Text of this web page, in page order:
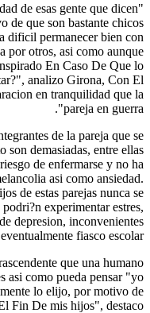
de esas gente que dicen
de que son bastante chicos
dificil permanecer bien con
por otros, asi­ como aunque
En Caso De Que lo
analizo Girona, Con El
en tranquilidad que la
pareja en guerra".
de la pareja que se
son demasiadas, entre ellas
de enfermarse y no ha
asi­ como ansiedad.
de estas parejas nunca se
experimentar estres,
depresion, inconvenientes
fiasco escolar.
que una humano
asi­ como pueda pensar "yo
lo elijo, por motivo de
Fin De mis hijos", destaco.